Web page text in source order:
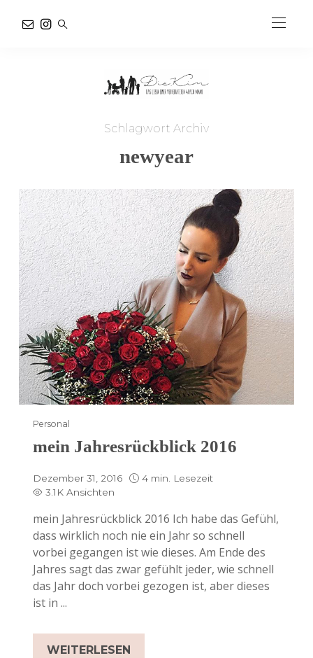
Schlagwort Archiv
newyear
Personal
mein Jahresrückblick 2016
Dezember 31, 2016
4 min. Lesezeit
3.1K Ansichten
mein Jahresrückblick 2016 Ich habe das Gefühl,
dass wirklich noch nie ein Jahr so schnell
vorbei gegangen ist wie dieses. Am Ende des
Jahres sagt das zwar gefühlt jeder, wie schnell
das Jahr doch vorbei gezogen ist, aber dieses
ist in ...
WEITERLESEN